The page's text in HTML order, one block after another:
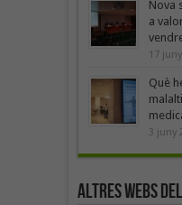
Nova
a
17
Què
3 juny
Altres webs del